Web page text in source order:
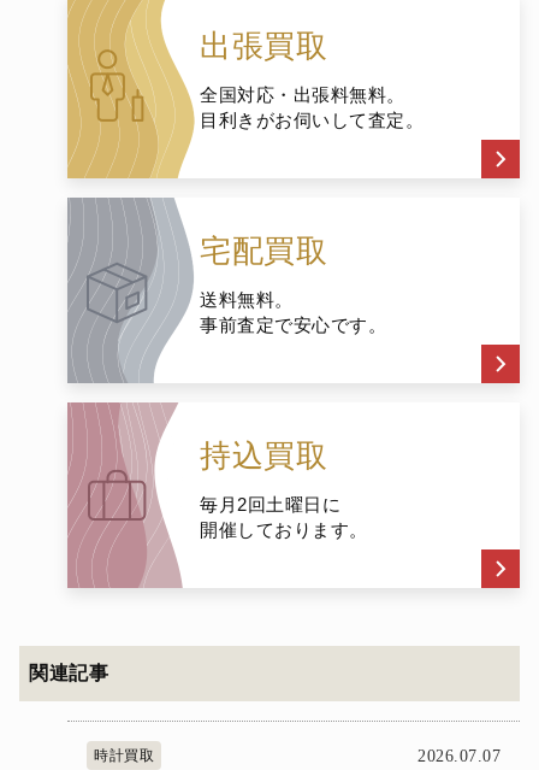
出張買取
全国対応・出張料無料。
目利きがお伺いして査定。
宅配買取
送料無料。
事前査定で安心です。
持込買取
毎月2回土曜日に
開催しております。
関連記事
時計買取 2026.07.07